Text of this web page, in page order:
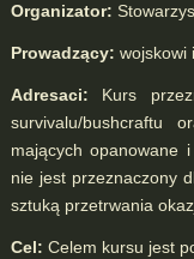
Organizator:
Prowadzący: wojskowi
Adresaci: Kurs
survivalu/bushcraftu
mających opanowane
nie jest przeznaczony
sztuką przetrwania
Cel: Celem kursu jest